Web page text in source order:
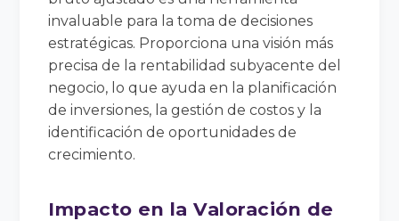
invaluable para la toma de decisiones
estratégicas. Proporciona una visión más
precisa de la rentabilidad subyacente del
negocio, lo que ayuda en la planificación
de inversiones, la gestión de costos y la
identificación de oportunidades de
crecimiento.
Impacto en la Valoración de